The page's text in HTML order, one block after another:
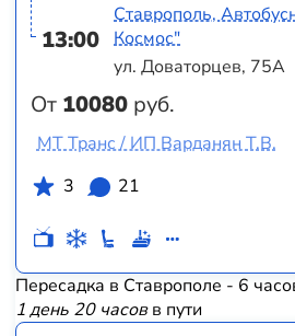
13:00
От 10080 руб.
Ставрополь,
Космос"
ул. Доваторцев, 75А
МТ Транс / ИП Варданян Т.В.
3
21
Пересадка в Ставрополе - 6
1 день 20 часовв пути